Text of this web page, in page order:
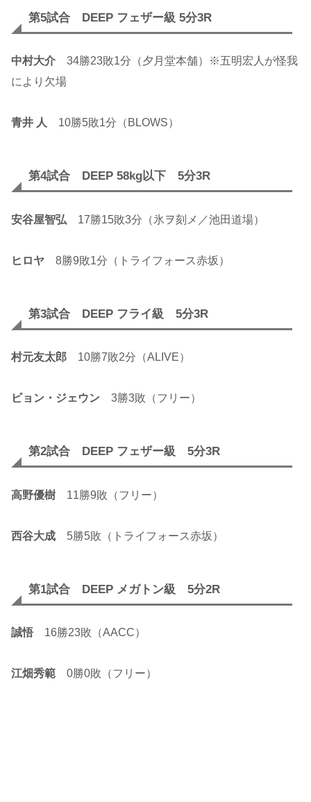
第5試合 DEEP フェザー級 5分3R
中村大介 34勝23敗1分（夕月堂本舗）※五明宏人が怪我
により欠場
青井 人 10勝5敗1分（BLOWS）
第4試合 DEEP 58kg以下 5分3R
安谷屋智弘 17勝15敗3分（氷ヲ刻メ／池田道場）
ヒロヤ 8勝9敗1分（トライフォース赤坂）
第3試合 DEEP フライ級 5分3R
村元友太郎 10勝7敗2分（ALIVE）
ビョン・ジェウン 3勝3敗（フリー）
第2試合 DEEP フェザー級 5分3R
高野優樹 11勝9敗（フリー）
西谷大成 5勝5敗（トライフォース赤坂）
第1試合 DEEP メガトン級 5分2R
誠悟 16勝23敗（AACC）
江畑秀範 0勝0敗（フリー）